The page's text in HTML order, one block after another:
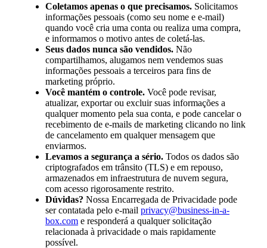
Coletamos apenas o que precisamos. Solicitamos
informações pessoais (como seu nome e e-mail)
quando você cria uma conta ou realiza uma compra,
e informamos o motivo antes de coletá-las.
Seus dados nunca são vendidos. Não
compartilhamos, alugamos nem vendemos suas
informações pessoais a terceiros para fins de
marketing próprio.
Você mantém o controle. Você pode revisar,
atualizar, exportar ou excluir suas informações a
qualquer momento pela sua conta, e pode cancelar o
recebimento de e-mails de marketing clicando no link
de cancelamento em qualquer mensagem que
enviarmos.
Levamos a segurança a sério. Todos os dados são
criptografados em trânsito (TLS) e em repouso,
armazenados em infraestrutura de nuvem segura,
com acesso rigorosamente restrito.
Dúvidas? Nossa Encarregada de Privacidade pode
ser contatada pelo e-mail privacy@business-in-a-
box.com e responderá a qualquer solicitação
relacionada à privacidade o mais rapidamente
possível.